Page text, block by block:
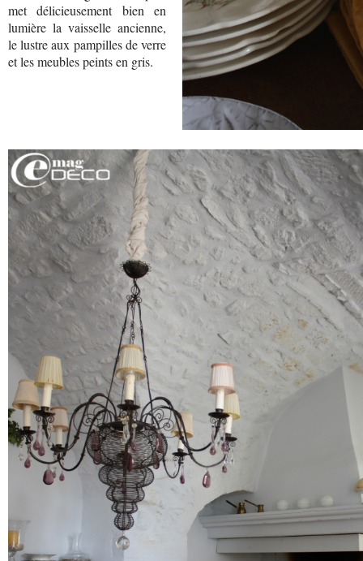
met délicieusement bien en
lumière la vaisselle ancienne,
le lustre aux pampilles de verre
et les meubles peints en gris.